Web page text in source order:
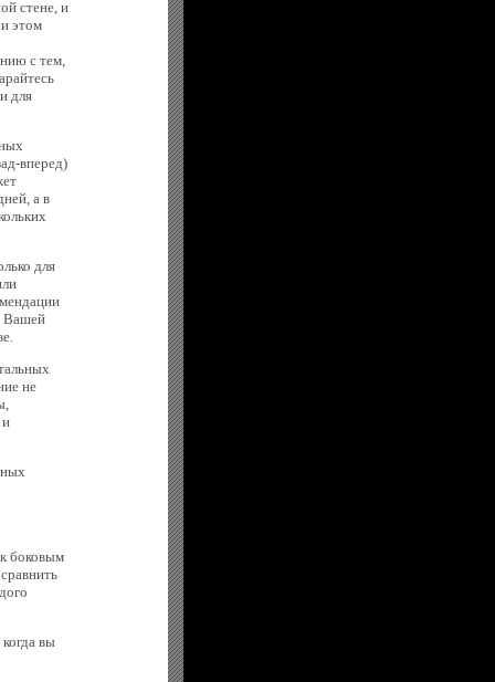
стене, и
этом
с тем,
для
вперед)
а в
для
Вашей
не
боковым
вы